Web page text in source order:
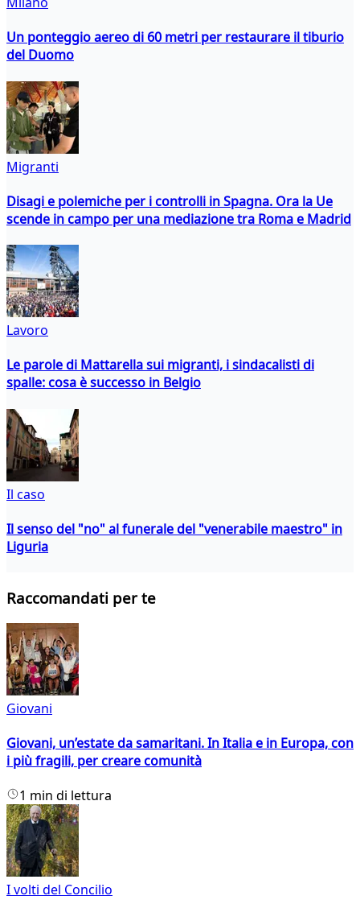
Un ponteggio aereo di 60 metri per restaurare il tiburio
del Duomo
Migranti
Disagi e polemiche per i controlli in Spagna. Ora la Ue
scende in campo per una mediazione tra Roma e Madrid
Lavoro
Le parole di Mattarella sui migranti, i sindacalisti di
spalle: cosa è successo in Belgio
Il caso
Il senso del "no" al funerale del "venerabile maestro" in
Liguria
Raccomandati per te
Giovani
Giovani, un’estate da samaritani. In Italia e in Europa, con
i più fragili, per creare comunità
1 min di lettura
I volti del Concilio